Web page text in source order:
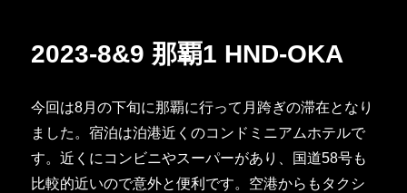
ー
2023-8&9 那覇1 HND-OKA
今回は8月の下旬に那覇に行って月跨ぎの滞在となり
ました。宿泊は泊港近くのコンドミニアムホテルで
す。近くにコンビニやスーパーがあり、国道58号も
比較的近いので意外と便利です。空港からもタクシ